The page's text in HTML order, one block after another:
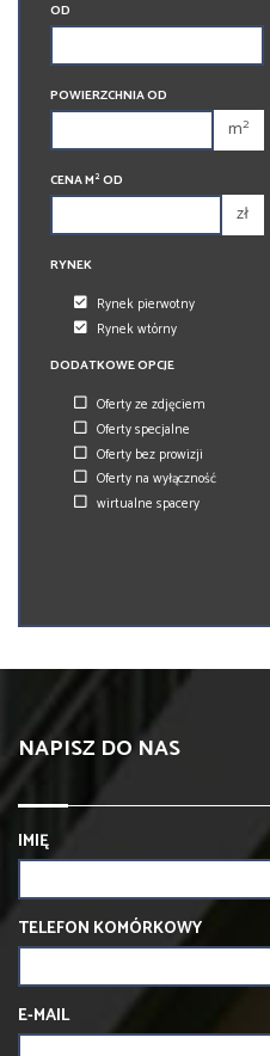
450 000 zł
OD
4
POWIERZCHNIA OD
m2
CENA M2OD
zł
RYNEK
Rynek pierwotny
Rynek wtórny
DODATKOWE OPCJE
Oferty ze zdjęciem
Oferty specjalne
Oferty bez prowizji
Oferty na wyłączność
wirtualne spacery
NAPISZ DO NAS
IMIĘ
TELEFON KOMÓRKOWY
E-MAIL